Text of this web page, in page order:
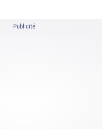
Publicité